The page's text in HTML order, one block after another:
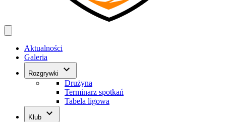
Aktualności
Galeria
Rozgrywki keyboard_arrow_down
Drużyna
Terminarz spotkań
Tabela ligowa
Klub keyboard_arrow_down